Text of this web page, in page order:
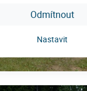
Odmítnout
Nastavit